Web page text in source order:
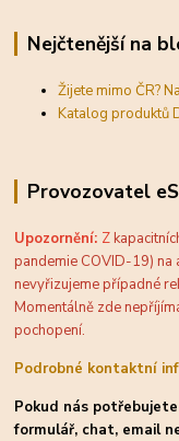
Nejčtenější na
Žijete mimo ČR?
Katalog produktů
Provozovatel
Upozornění: Z
pandemie COVID-19)
nevyřizujeme případné
Momentálně zde
pochopení.
Podrobné kontaktní
Pokud nás
formulář, chat, email